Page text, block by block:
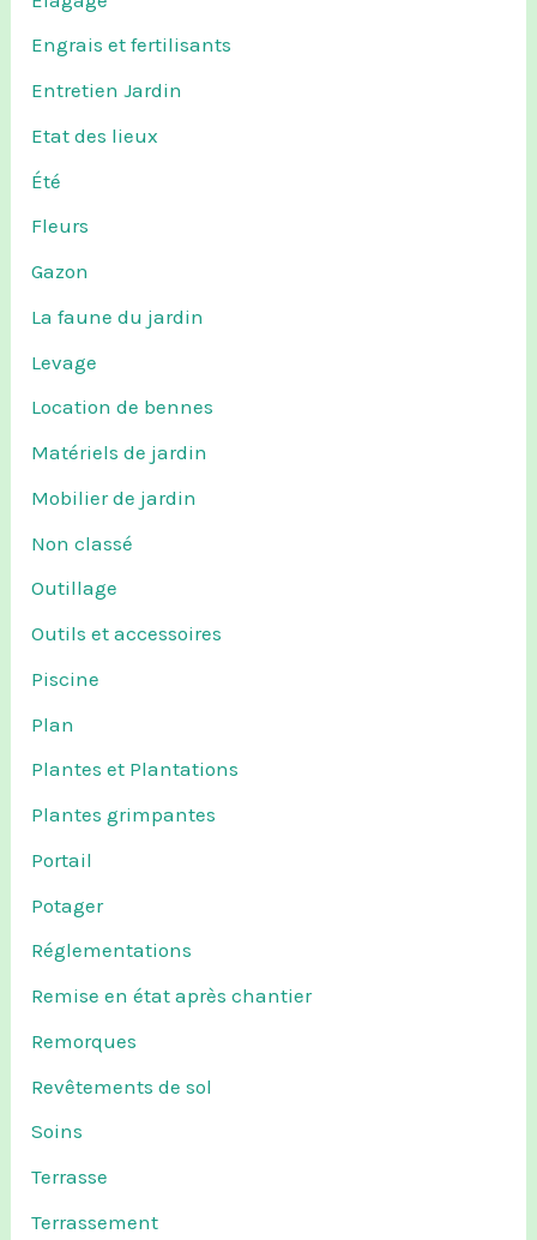
Engrais et fertilisants
Entretien Jardin
Etat des lieux
Été
Fleurs
Gazon
La faune du jardin
Levage
Location de bennes
Matériels de jardin
Mobilier de jardin
Non classé
Outillage
Outils et accessoires
Piscine
Plan
Plantes et Plantations
Plantes grimpantes
Portail
Potager
Réglementations
Remise en état après chantier
Remorques
Revêtements de sol
Soins
Terrasse
Terrassement